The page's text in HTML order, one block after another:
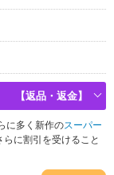
【返品・返金】
に多く新作のスーパー
に割引を受けること